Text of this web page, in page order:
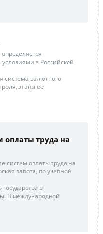
в Российской
система валютного
этапы ее
оплаты труда на
систем оплаты труда на
работа, по учебной
в
В международной